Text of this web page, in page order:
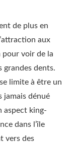
de plus en
aux
voir de la
grandes dents.
limite à être un
jamais dénué
aspect king-
dans l’île
vers des